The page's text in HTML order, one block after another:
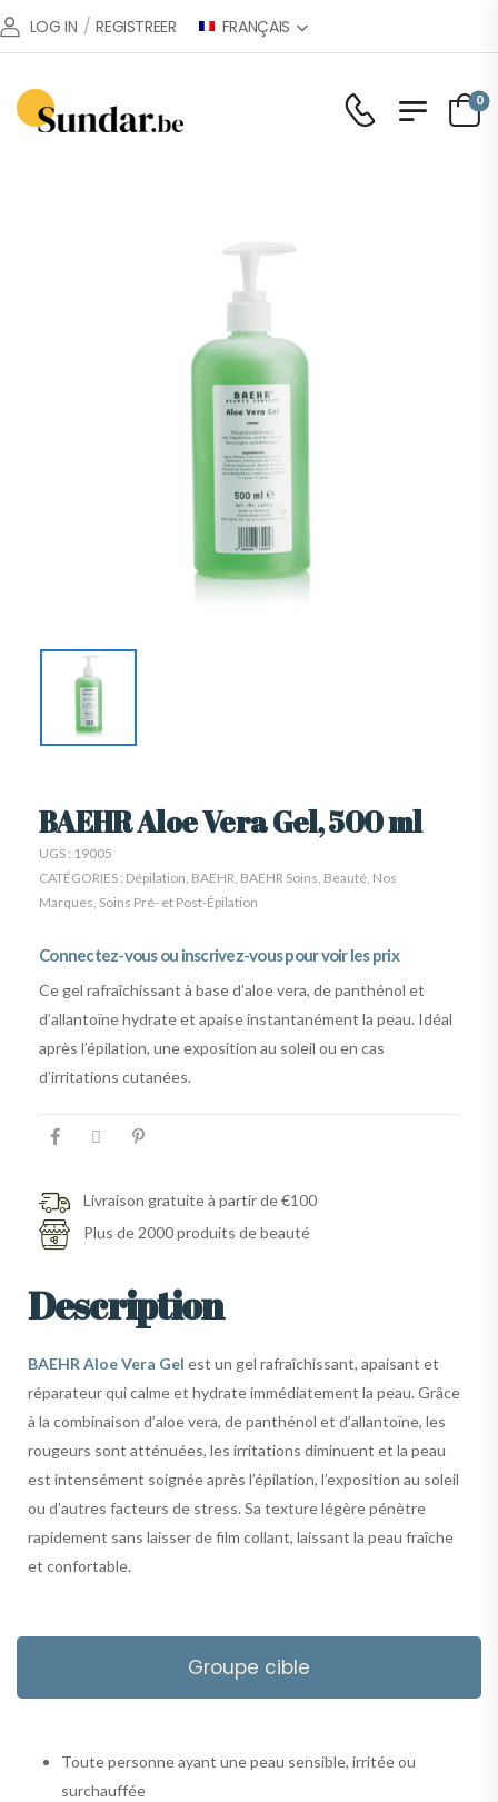
LOG IN / REGISTREER FRANÇAIS
0
BAEHR Aloe Vera Gel, 500 ml
UGS : 19005
CATÉGORIES : Dépilation BAEHR BAEHR Soins Beauté Nos
Marques Soins Pré- et Post-Épilation
Connectez-vous ou inscrivez-vous pour voir les prix
Ce gel rafraîchissant à base d’aloe vera, de panthénol et
d’allantoïne hydrate et apaise instantanément la peau. Idéal
après l’épilation, une exposition au soleil ou en cas
d’irritations cutanées.
Livraison gratuite à partir de €100
Plus de 2000 produits de beauté
Description
BAEHR Aloe Vera Gel est un gel rafraîchissant, apaisant et
réparateur qui calme et hydrate immédiatement la peau. Grâce
à la combinaison d’aloe vera, de panthénol et d’allantoïne, les
rougeurs sont atténuées, les irritations diminuent et la peau
est intensément soignée après l’épilation, l’exposition au soleil
ou d’autres facteurs de stress. Sa texture légère pénètre
rapidement sans laisser de film collant, laissant la peau fraîche
et confortable.
Groupe cible
Toute personne ayant une peau sensible, irritée ou
surchauffée